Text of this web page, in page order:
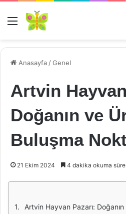
Menü
Anasayfa /Genel
Artvin
Doğanın ve
Buluşma
21 Ekim 2024 4 dakika okuma
Artvin Hayvan Pazarı: Doğanın